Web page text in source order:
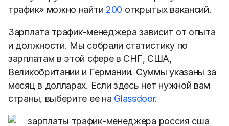
трафик» можно найти 200 открытых вакансий.
Зарплата трафик-менеджера зависит от опыта
и должности. Мы собрали статистику по
зарплатам в этой сфере в СНГ, США,
Великобритании и Германии. Суммы указаны за
месяц в долларах. Если здесь нет нужной вам
страны, выберите ее на Glassdoor.